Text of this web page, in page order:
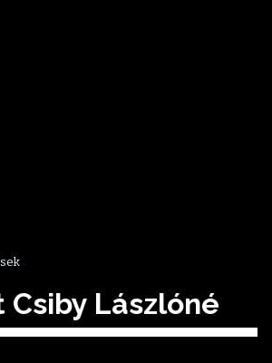
Csiby Lászlóné